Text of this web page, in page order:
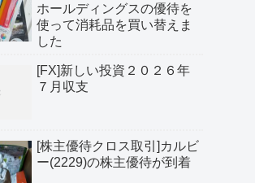
ホールディングスの優待を
使って消耗品を買い替えま
した
[FX]新しい投資２０２６年
７月収支
[株主優待クロス取引]カルビ
ー(2229)の株主優待が到着